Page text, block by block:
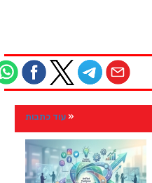
עוד כתבות